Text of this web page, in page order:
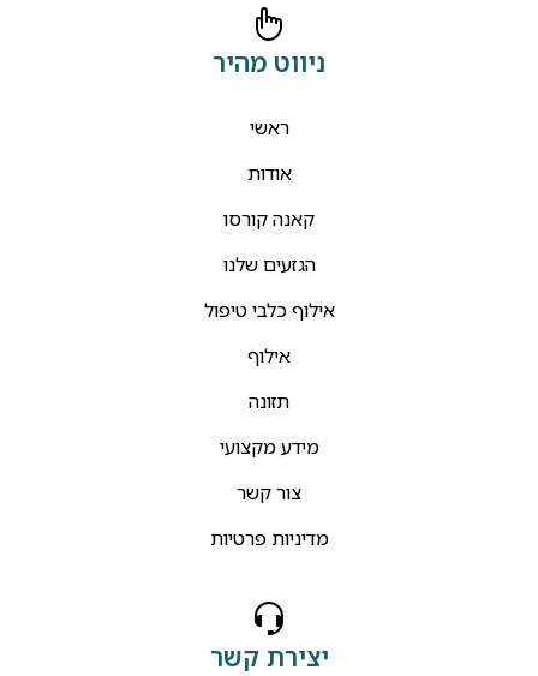
ניווט מהיר
ראשי
אודות
קאנה קורסו
הגזעים שלנו
אילוף כלבי טיפול
אילוף
תזונה
מידע מקצועי
צור קשר
מדיניות פרטיות
יצירת קשר